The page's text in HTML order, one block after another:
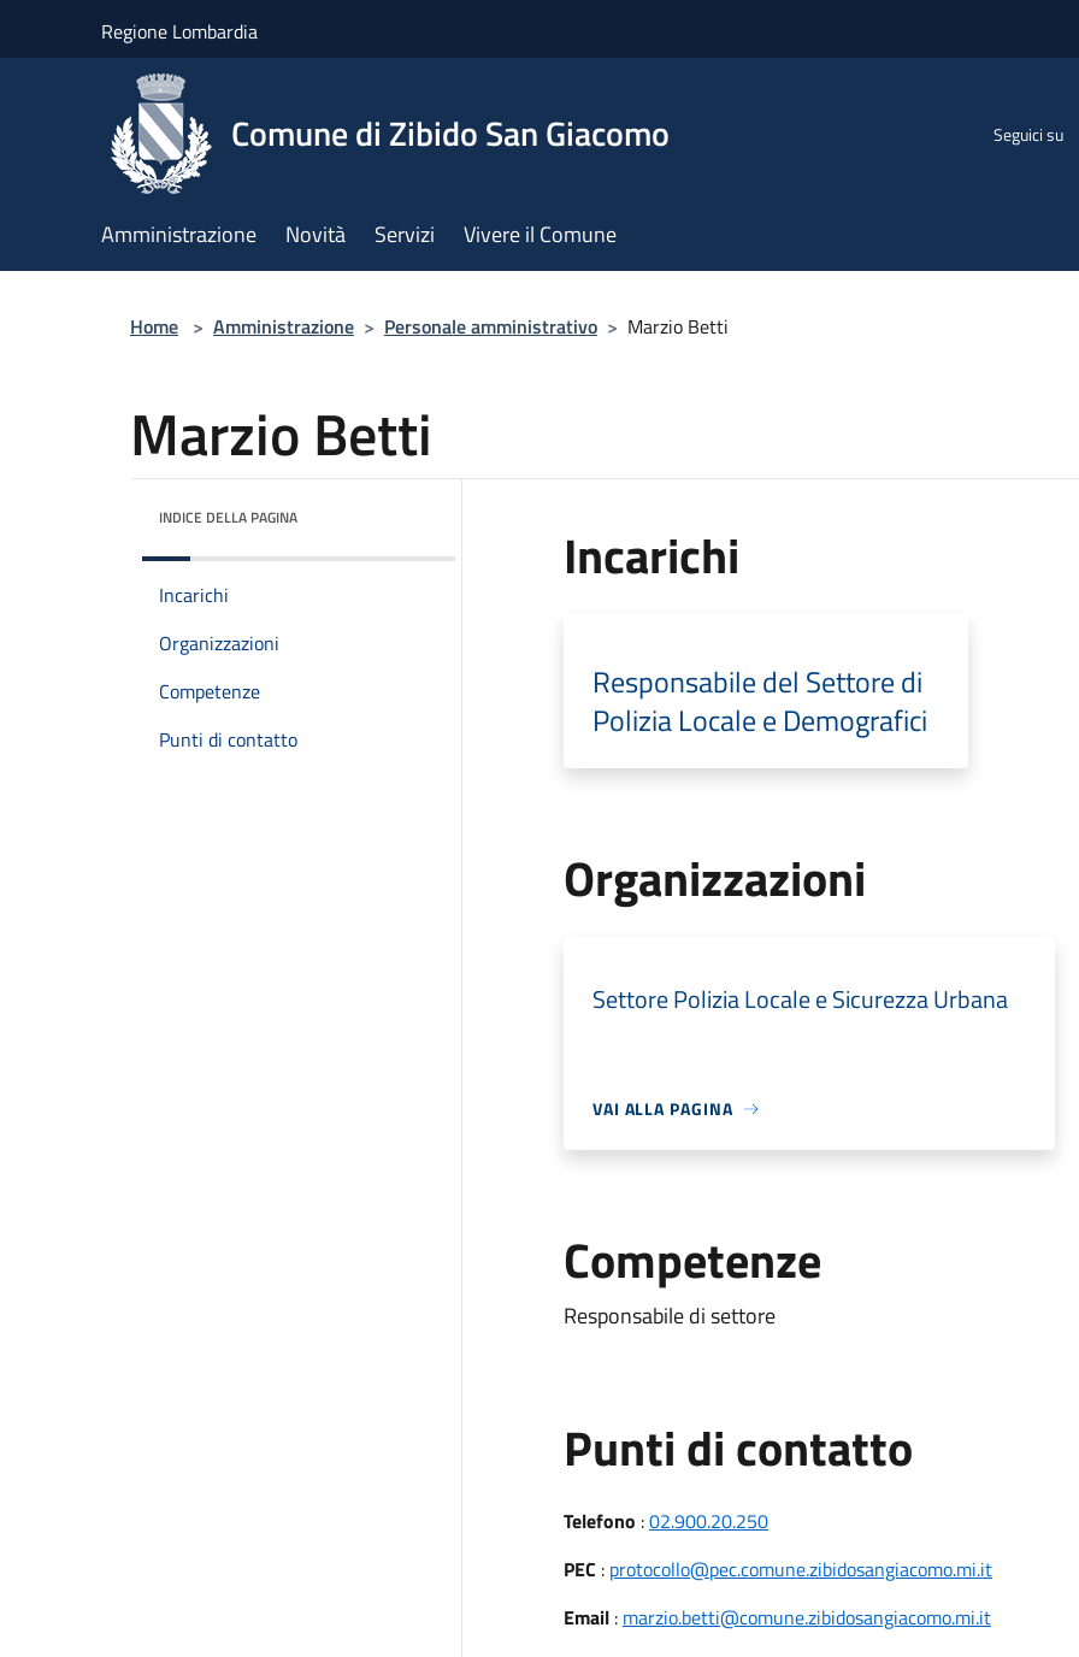
Regione Lombardia
Comune di Zibido San Giacomo Seguici su
Amministrazione Novità Servizi Vivere il Comune
Home > Amministrazione > Personale amministrativo > Marzio Betti
Marzio Betti
INDICE DELLA PAGINA
Incarichi
Organizzazioni
Competenze
Punti di contatto
Incarichi
Responsabile del Settore di
Polizia Locale e Demografici
Organizzazioni
Settore Polizia Locale e Sicurezza Urbana
VAI ALLA PAGINA
Competenze
Responsabile di settore
Punti di contatto
Telefono :02.900.20.250
PEC : protocollo@pec.comune.zibidosangiacomo.mi.it
Email: marzio.betti@comune.zibidosangiacomo.mi.it